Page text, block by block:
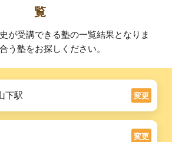
覧
が受講できる塾の一覧結果となりま
う塾をお探しください。
下駅 変更
変更